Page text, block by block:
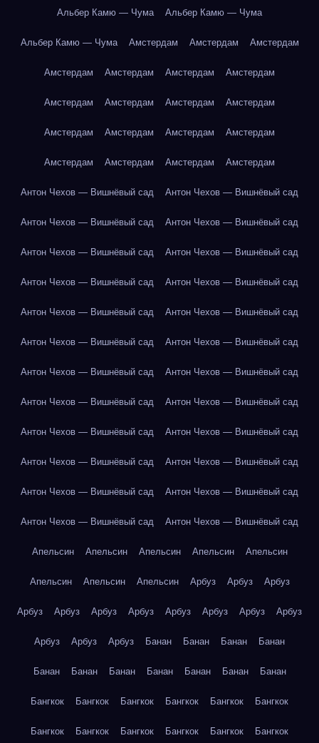
Альбер Камю — Чума Альбер Камю — Чума
Альбер Камю — Чума Амстердам Амстердам Амстердам
Амстердам Амстердам Амстердам Амстердам
Амстердам Амстердам Амстердам Амстердам
Амстердам Амстердам Амстердам Амстердам
Амстердам Амстердам Амстердам Амстердам
Антон Чехов — Вишнёвый сад Антон Чехов — Вишнёвый сад
Антон Чехов — Вишнёвый сад Антон Чехов — Вишнёвый сад
Антон Чехов — Вишнёвый сад Антон Чехов — Вишнёвый сад
Антон Чехов — Вишнёвый сад Антон Чехов — Вишнёвый сад
Антон Чехов — Вишнёвый сад Антон Чехов — Вишнёвый сад
Антон Чехов — Вишнёвый сад Антон Чехов — Вишнёвый сад
Антон Чехов — Вишнёвый сад Антон Чехов — Вишнёвый сад
Антон Чехов — Вишнёвый сад Антон Чехов — Вишнёвый сад
Антон Чехов — Вишнёвый сад Антон Чехов — Вишнёвый сад
Антон Чехов — Вишнёвый сад Антон Чехов — Вишнёвый сад
Антон Чехов — Вишнёвый сад Антон Чехов — Вишнёвый сад
Антон Чехов — Вишнёвый сад Антон Чехов — Вишнёвый сад
Апельсин Апельсин Апельсин Апельсин Апельсин
Апельсин Апельсин Апельсин Арбуз Арбуз Арбуз
Арбуз Арбуз Арбуз Арбуз Арбуз Арбуз Арбуз Арбуз
Арбуз Арбуз Арбуз Банан Банан Банан Банан
Банан Банан Банан Банан Банан Банан Банан
Бангкок Бангкок Бангкок Бангкок Бангкок Бангкок
Бангкок Бангкок Бангкок Бангкок Бангкок Бангкок